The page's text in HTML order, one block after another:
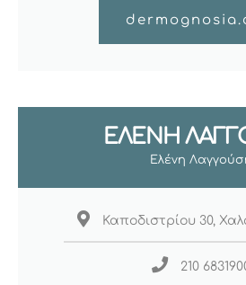
ΕΛΕΝΗ
Ελένη
Καποδιστρίου 30,
210